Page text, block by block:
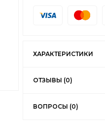
ХАРАКТЕРИСТИКИ
ОТЗЫВЫ (0)
ВОПРОСЫ (0)